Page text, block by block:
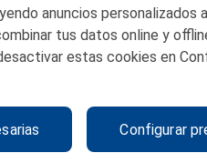
anuncios
tus datos online y
estas cookies en
Configurar